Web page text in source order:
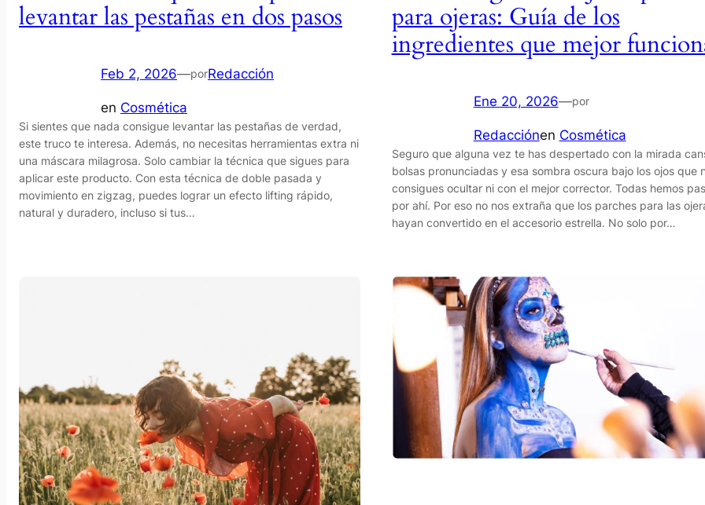
levantar las pestañas en dos pasos
Feb 2, 2026—porRedacción
en Cosmética
Si sientes que nada consigue levantar las pestañas de verdad,
este truco te interesa. Además, no necesitas herramientas extra ni
una máscara milagrosa. Solo cambiar la técnica que sigues para
aplicar este producto. Con esta técnica de doble pasada y
movimiento en zigzag, puedes lograr un efecto lifting rápido,
natural y duradero, incluso si tus…
para ojeras: Guía de los
ingredientes que mejor
Ene 20, 2026—por
Redacciónen Cosmética
Seguro que alguna vez te has despertado con la mirada
bolsas pronunciadas y esa sombra oscura bajo los ojos que
consigues ocultar ni con el mejor corrector. Todas hemos
por ahí. Por eso no nos extraña que los parches para las
hayan convertido en el accesorio estrella. No solo por…